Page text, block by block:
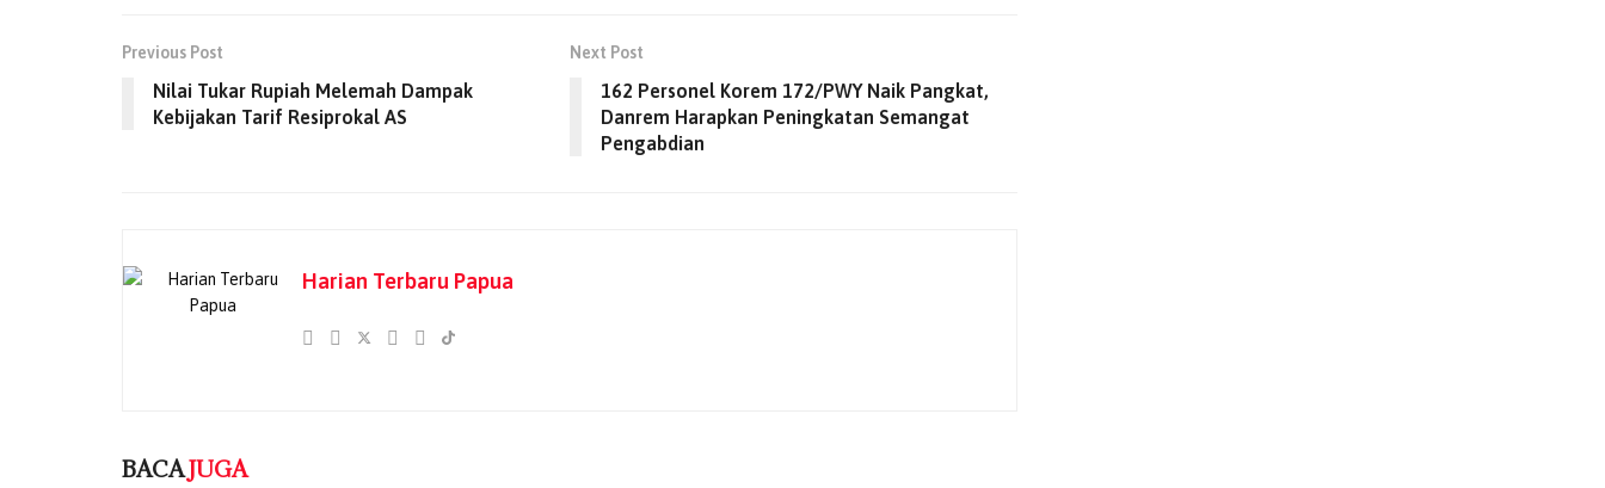
Previous Post
Nilai Tukar Rupiah Melemah Dampak
Kebijakan Tarif Resiprokal AS
Next Post
162 Personel Korem 172/PWY Naik Pangkat,
Danrem Harapkan Peningkatan Semangat
Pengabdian
Harian Terbaru Papua
BACAJUGA